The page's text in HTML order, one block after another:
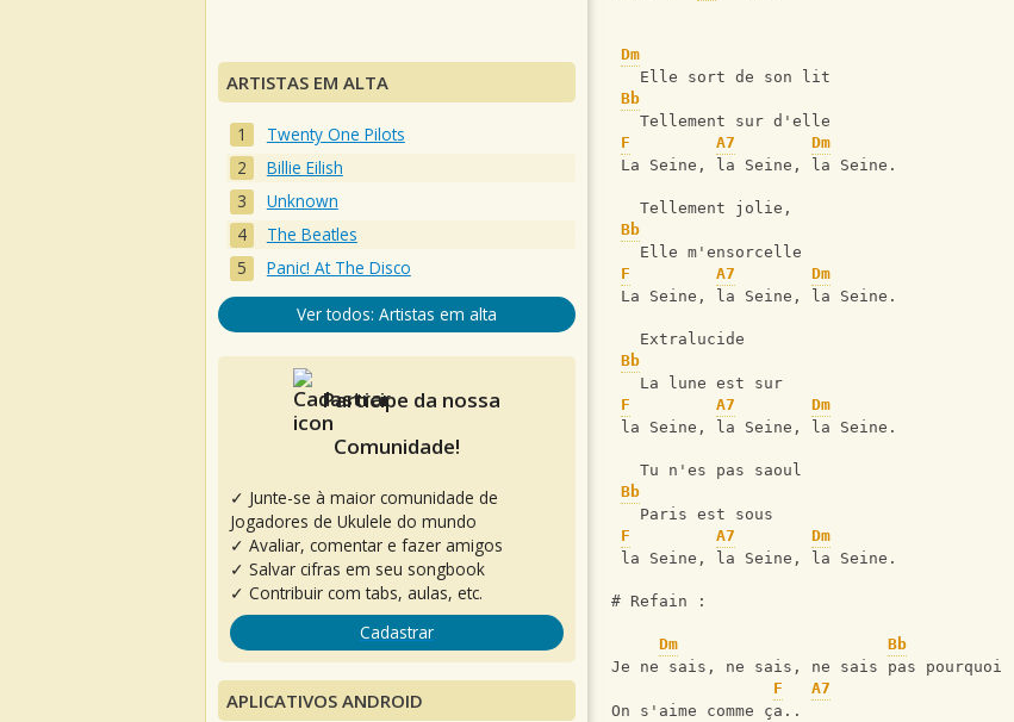
Dm
   Elle sort de son lit
Bb
   Tellement sur d'elle
F
A7
Dm
La Seine, la Seine, la Seine.
   Tellement jolie,
Bb
   Elle m'ensorcelle
F
A7
Dm
La Seine, la Seine, la Seine.
   Extralucide
Bb
   La lune est sur
F
A7
Dm
la Seine, la Seine, la Seine.
   Tu n'es pas saoul
Bb
   Paris est sous
F
A7
Dm
la Seine, la Seine, la Seine.
# Refain :
Dm
Bb
Je ne sais, ne sais, ne sais pas pourquoi
F
A7
On s'aime comme ça..
ARTISTAS EM ALTA
Twenty One Pilots
Billie Eilish
Unknown
The Beatles
Panic! At The Disco
Ver todos: Artistas em alta
Participe da nossa
Comunidade!
✓ Junte-se à maior comunidade de
Jogadores de Ukulele do mundo
✓ Avaliar, comentar e fazer amigos
✓ Salvar cifras em seu songbook
✓ Contribuir com tabs, aulas, etc.
Cadastrar
APLICATIVOS ANDROID